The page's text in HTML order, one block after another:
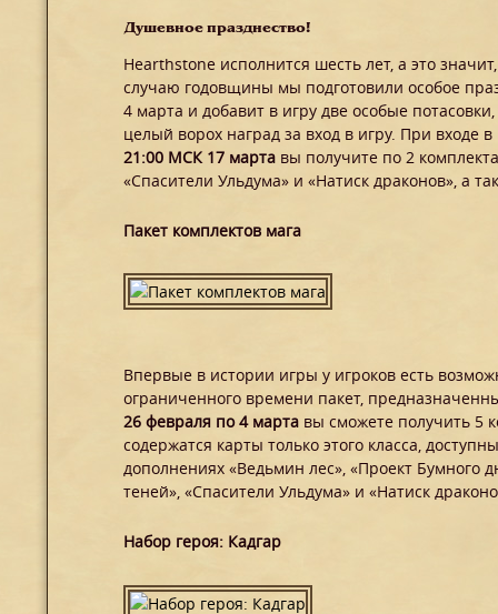
Душевное празднество!
Hearthstone исполнится шесть лет, а это
случаю годовщины мы подготовили особое
4 марта и добавит в игру две особые
целый ворох наград за вход в игру. При входе
21:00 МСК 17 марта вы получите по 2
«Спасители Ульдума» и «Натиск драконов», а
Пакет комплектов мага
Впервые в истории игры у игроков есть
ограниченного времени пакет,
26 февраля по 4 марта вы сможете получить 5
содержатся карты только этого класса,
дополнениях «Ведьмин лес», «Проект Бумного
теней», «Спасители Ульдума» и «Натиск
Набор героя: Кадгар